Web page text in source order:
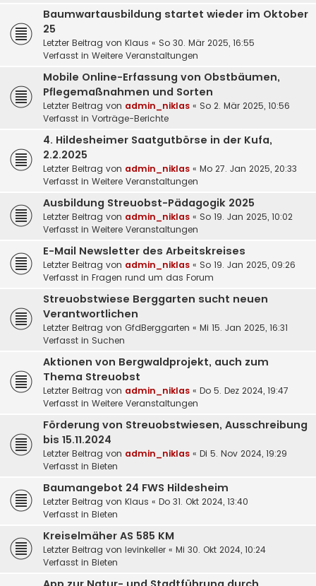
Baumwartausbildung startet wieder im Oktober
25
Letzter Beitrag von Klaus « So 30. Mär 2025, 16:55
Verfasst in Weitere Veranstaltungen
Mobile Online-Erfassung von Obstbäumen,
Pflegemaßnahmen und Sorten
Letzter Beitrag von admin_niklas « So 2. Mär 2025, 10:56
Verfasst in Vorträge-Berichte
4. Hildesheimer Saatgutbörse in der Kufa,
2.2.2025
Letzter Beitrag von admin_niklas « Mo 27. Jan 2025, 20:33
Verfasst in Weitere Veranstaltungen
Ausbildung Streuobst-Pädagogik 2025
Letzter Beitrag von admin_niklas « So 19. Jan 2025, 10:02
Verfasst in Weitere Veranstaltungen
E-Mail Newsletter des Arbeitskreises
Letzter Beitrag von admin_niklas « So 19. Jan 2025, 09:26
Verfasst in Fragen rund um das Forum
Streuobstwiese Berggarten sucht neuen
Verantwortlichen
Letzter Beitrag von GfdBerggarten « Mi 15. Jan 2025, 16:31
Verfasst in Suchen
Aktionen von Bergwaldprojekt, auch zum
Thema Streuobst
Letzter Beitrag von admin_niklas « Do 5. Dez 2024, 19:47
Verfasst in Weitere Veranstaltungen
Förderung von Streuobstwiesen, Ausschreibung
bis 15.11.2024
Letzter Beitrag von admin_niklas « Di 5. Nov 2024, 19:29
Verfasst in Bieten
Baumangebot 24 FWS Hildesheim
Letzter Beitrag von Klaus « Do 31. Okt 2024, 13:40
Verfasst in Bieten
Kreiselmäher AS 585 KM
Letzter Beitrag von levinkeller « Mi 30. Okt 2024, 10:24
Verfasst in Bieten